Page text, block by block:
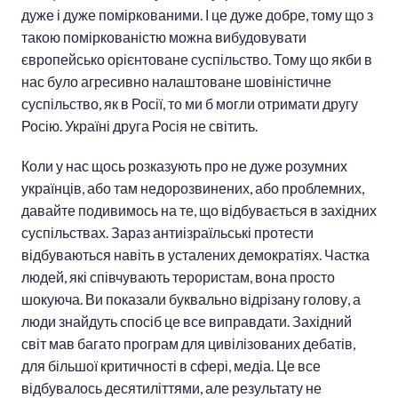
дуже і дуже поміркованими. І це дуже добре, тому що з
такою поміркованістю можна вибудовувати
європейсько орієнтоване суспільство. Тому що якби в
нас було агресивно налаштоване шовіністичне
суспільство, як в Росії, то ми б могли отримати другу
Росію. Україні друга Росія не світить.
Коли у нас щось розказують про не дуже розумних
українців, або там недорозвинених, або проблемних,
давайте подивимось на те, що відбувається в західних
суспільствах. Зараз антиізраїльські протести
відбуваються навіть в усталених демократіях. Частка
людей, які співчувають терористам, вона просто
шокуюча. Ви показали буквально відрізану голову, а
люди знайдуть спосіб це все виправдати. Західний
світ мав багато програм для цивілізованих дебатів,
для більшої критичності в сфері, медіа. Це все
відбувалось десятиліттями, але результату не